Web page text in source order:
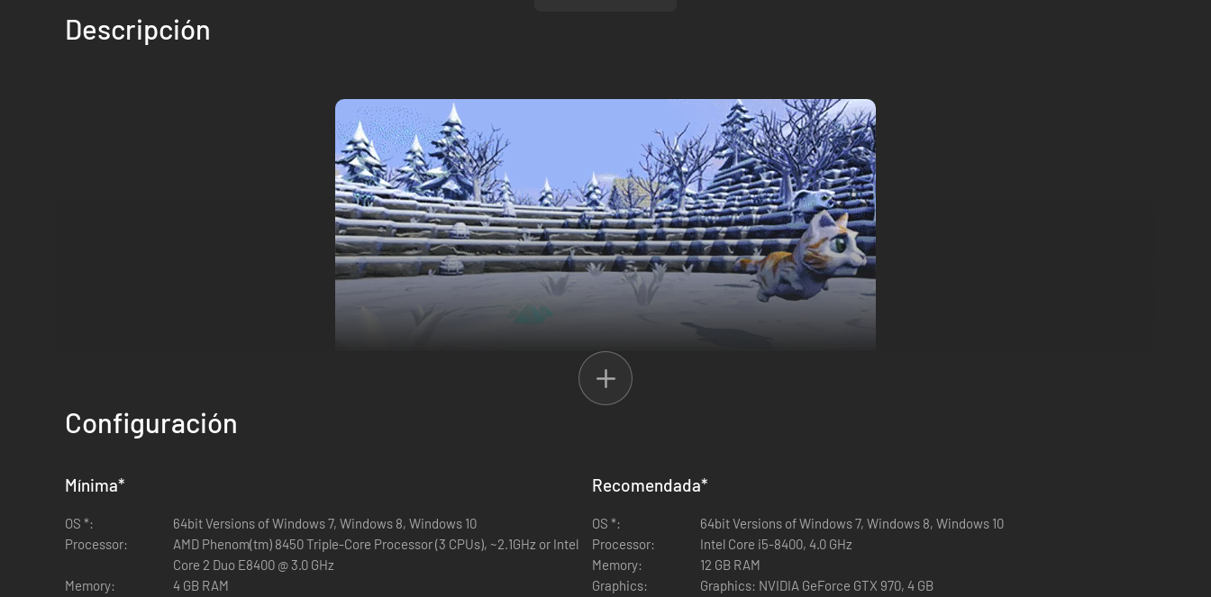
Descripción
tipo sandbox.
¡Explora decenas de islas generadas al azar! ¡Construye lo que quieras! En un mundo destrozado por la Fractura y aterrorizado por el rey sagrado, tú y tus amigos sois la única esperanza.
¡Adelante, caballero guardián, cumple con tu destino!
Configuración
Mínima*
OS *:
64bit Versions of Windows 7, Windows 8, Windows 10
Processor:
AMD Phenom(tm) 8450 Triple-Core Processor (3 CPUs), ~2.1GHz or Intel
Core 2 Duo E8400 @ 3.0 GHz
Memory:
4 GB RAM
Recomendada*
OS *:
64bit Versions of Windows 7, Windows 8, Windows 10
Processor:
Intel Core i5-8400, 4.0 GHz
Memory:
12 GB RAM
Graphics:
Graphics: NVIDIA GeForce GTX 970, 4 GB